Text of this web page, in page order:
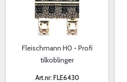
Fleischmann H0 - Profi
tilkoblinger
Art.nr: FLE6430